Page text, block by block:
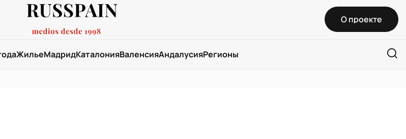
О проекте
ЖильеМадридКаталонияВаленсияАндалусияРегионы